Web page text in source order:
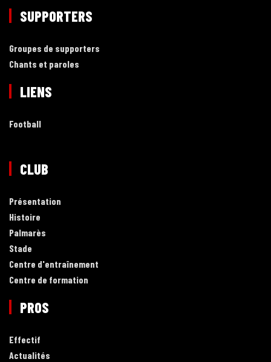
SUPPORTERS
Groupes de supporters
Chants et paroles
LIENS
Football
CLUB
Présentation
Histoire
Palmarès
Stade
Centre d'entraînement
Centre de formation
PROS
Effectif
Actualités